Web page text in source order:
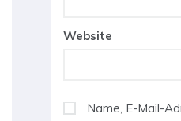
Website
Name, E-Mail-